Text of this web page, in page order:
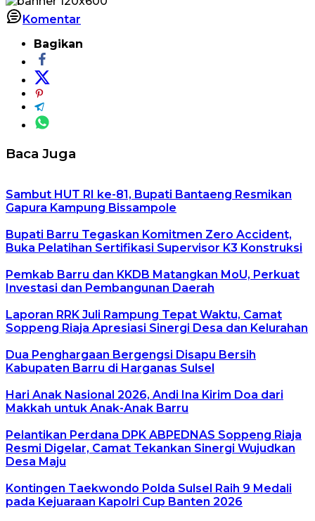
Komentar
Bagikan
Baca Juga
Sambut HUT RI ke-81, Bupati Bantaeng Resmikan
Gapura Kampung Bissampole
Bupati Barru Tegaskan Komitmen Zero Accident,
Buka Pelatihan Sertifikasi Supervisor K3 Konstruksi
Pemkab Barru dan KKDB Matangkan MoU, Perkuat
Investasi dan Pembangunan Daerah
Laporan RRK Juli Rampung Tepat Waktu, Camat
Soppeng Riaja Apresiasi Sinergi Desa dan Kelurahan
Dua Penghargaan Bergengsi Disapu Bersih
Kabupaten Barru di Harganas Sulsel
Hari Anak Nasional 2026, Andi Ina Kirim Doa dari
Makkah untuk Anak-Anak Barru
Pelantikan Perdana DPK ABPEDNAS Soppeng Riaja
Resmi Digelar, Camat Tekankan Sinergi Wujudkan
Desa Maju
Kontingen Taekwondo Polda Sulsel Raih 9 Medali
pada Kejuaraan Kapolri Cup Banten 2026